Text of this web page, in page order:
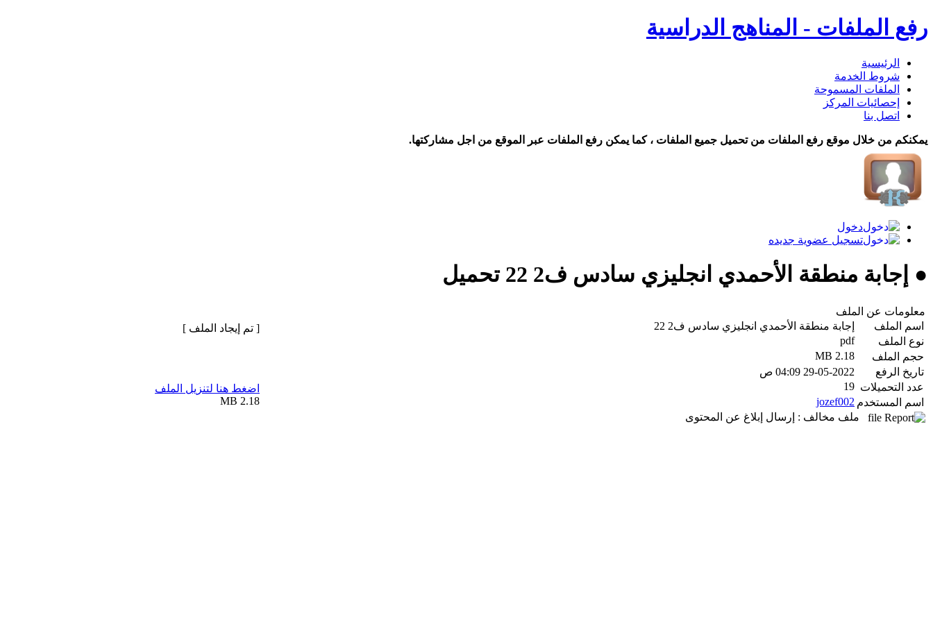
رفع الملفات - المناهج الدراسية
الرئيسية
شروط الخدمة
الملفات المسموحة
إحصائيات المركز
اتصل بنا
يمكنكم من خلال موقع رفع الملفات من تحميل جميع الملفات ، كما يمكن رفع الملفات عبر الموقع من اجل مشاركتها.
دخول
تسجيل عضوية جديده
● إجابة منطقة الأحمدي انجليزي سادس ف2 22 تحميل
معلومات عن الملف
اسم الملف
إجابة منطقة الأحمدي انجليزي سادس ف2 22
نوع الملف
pdf
حجم الملف
2.18 MB
تاريخ الرفع
29-05-2022 04:09 ص
عدد التحميلات 19
اسم المستخدم jozef002
ملف مخالف : إرسال إبلاغ عن المحتوى
[ تم إيجاد الملف ]
اضغط هنا لتنزيل الملف
2.18 MB